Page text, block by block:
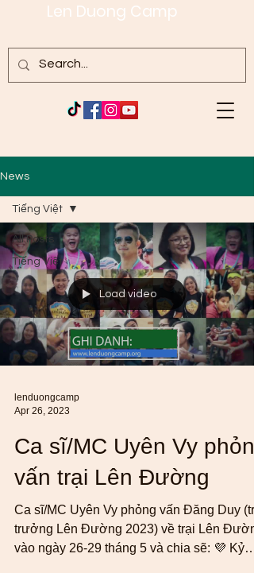
Len Duong Camp
News
All Posts
Tiếng Việt
Tiếng Việt
Load video
lenduongcamp
Apr 26, 2023
Ca sĩ/MC Uyên Vy
vấn trại Lên Đường
Ca sĩ/MC Uyên Vy phỏng vấn Đăng Duy
trưởng Lên Đường 2023) về trại Lên Đường
vào ngày 26-29 tháng 5 và chia sẽ: 💜 Kỷ